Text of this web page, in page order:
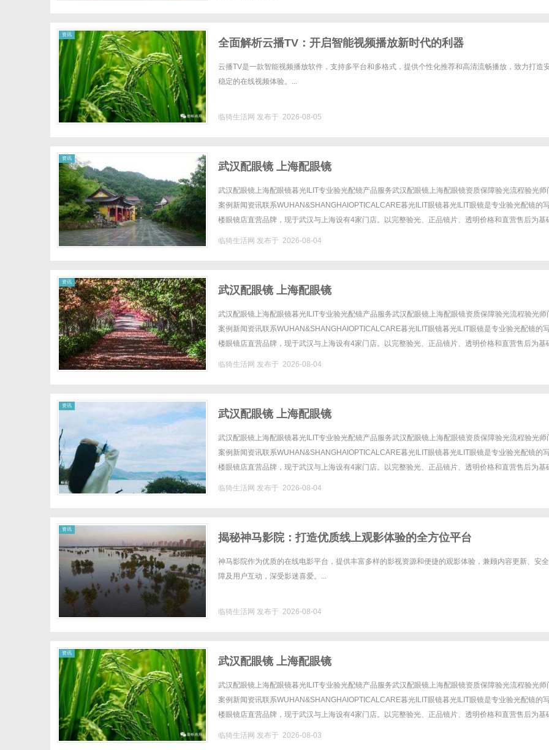
资讯
全面解析云播TV：开启智能视频播放新时代的利器
云播TV是一款智能视频播放软件，支持多平台和多格式，提供个性化推荐和高清流畅播放，致力打造
稳定的在线视频体验。...
临猗生活网 发布于 2026-08-05
资讯
武汉配眼镜 上海配眼镜
武汉配眼镜上海配眼镜暮光ILIT专业验光配镜产品服务武汉配眼镜上海配眼镜资质保障验光流程验光师
案例新闻资讯联系WUHAN&SHANGHAIOPTICALCARE暮光ILIT眼镜暮光ILIT眼镜是专业验光配镜的
楼眼镜店直营品牌，现于武汉与上海设有4家门店。以完整验光、正品镜片、透明价格和直营售后为基
临猗生活网 发布于 2026-08-04
资讯
武汉配眼镜 上海配眼镜
武汉配眼镜上海配眼镜暮光ILIT专业验光配镜产品服务武汉配眼镜上海配眼镜资质保障验光流程验光师
案例新闻资讯联系WUHAN&SHANGHAIOPTICALCARE暮光ILIT眼镜暮光ILIT眼镜是专业验光配镜的
楼眼镜店直营品牌，现于武汉与上海设有4家门店。以完整验光、正品镜片、透明价格和直营售后为基
临猗生活网 发布于 2026-08-04
资讯
武汉配眼镜 上海配眼镜
武汉配眼镜上海配眼镜暮光ILIT专业验光配镜产品服务武汉配眼镜上海配眼镜资质保障验光流程验光师
案例新闻资讯联系WUHAN&SHANGHAIOPTICALCARE暮光ILIT眼镜暮光ILIT眼镜是专业验光配镜的
楼眼镜店直营品牌，现于武汉与上海设有4家门店。以完整验光、正品镜片、透明价格和直营售后为基
临猗生活网 发布于 2026-08-04
资讯
揭秘神马影院：打造优质线上观影体验的全方位平台
神马影院作为优质的在线电影平台，提供丰富多样的影视资源和便捷的观影体验，兼顾内容更新、安
障及用户互动，深受影迷喜爱。...
临猗生活网 发布于 2026-08-04
资讯
武汉配眼镜 上海配眼镜
武汉配眼镜上海配眼镜暮光ILIT专业验光配镜产品服务武汉配眼镜上海配眼镜资质保障验光流程验光师
案例新闻资讯联系WUHAN&SHANGHAIOPTICALCARE暮光ILIT眼镜暮光ILIT眼镜是专业验光配镜的
楼眼镜店直营品牌，现于武汉与上海设有4家门店。以完整验光、正品镜片、透明价格和直营售后为基
临猗生活网 发布于 2026-08-03